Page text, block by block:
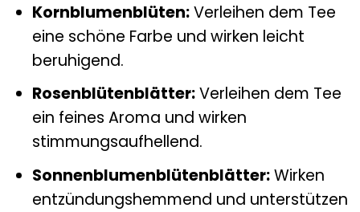
Kornblumenblüten:Verleihen dem Tee
eine schöne Farbe und wirken leicht
beruhigend.
Rosenblütenblätter:Verleihen dem Tee
ein feines Aroma und wirken
stimmungsaufhellend.
Sonnenblumenblütenblätter:Wirken
entzündungshemmend und unterstützen